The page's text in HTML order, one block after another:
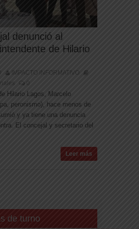
denunció al
de Hilario
IMPACTO INFORMATIVO
0
Hilario Lagos, Marcelo
peronismo), hace menos de
y ya tiene una denuncia
El concejal y secretario del
Leer más
de turno